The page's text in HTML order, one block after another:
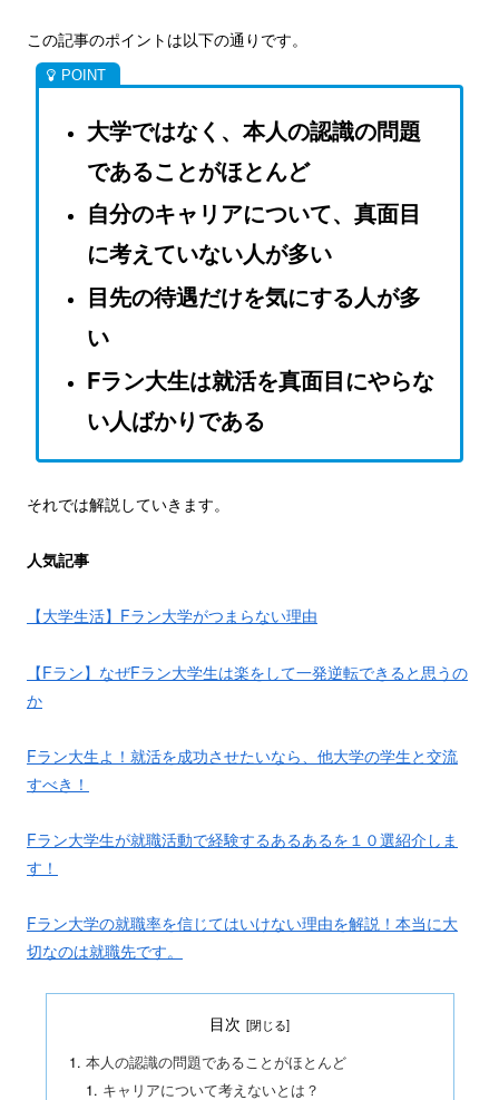
この記事のポイントは以下の通りです。
大学ではなく、本人の認識の問題
であることがほとんど
自分のキャリアについて、真面目
に考えていない人が多い
目先の待遇だけを気にする人が多
い
Fラン大生は就活を真面目にやらな
い人ばかりである
それでは解説していきます。
人気記事
【大学生活】Fラン大学がつまらない理由
【Fラン】なぜFラン大学生は楽をして一発逆転できると思うの
か
Fラン大生よ！就活を成功させたいなら、他大学の学生と交流
すべき！
Fラン大学生が就職活動で経験するあるあるを１０選紹介しま
す！
Fラン大学の就職率を信じてはいけない理由を解説！本当に大
切なのは就職先です。
目次
本人の認識の問題であることがほとんど
キャリアについて考えないとは？